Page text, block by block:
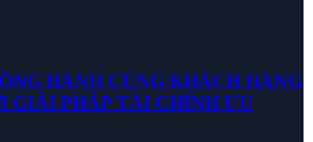
HÀNH CÙNG KHÁCH HÀNG
GIẢI PHÁP TÀI CHÍNH ƯU